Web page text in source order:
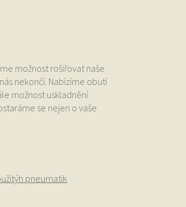
možnost rošiřovat naše
nekončí. Nabízíme obutí
možnost uskladnění
se nejen o vaše
pneumatik